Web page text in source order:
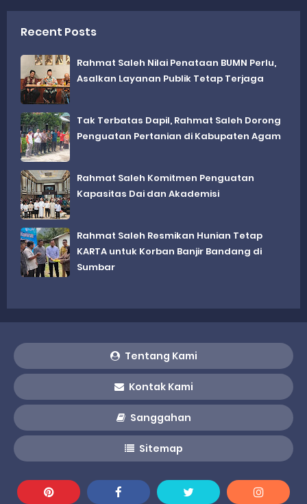
Recent Posts
Rahmat Saleh Nilai Penataan BUMN Perlu,
Asalkan Layanan Publik Tetap Terjaga
Tak Terbatas Dapil, Rahmat Saleh Dorong
Penguatan Pertanian di Kabupaten Agam
Rahmat Saleh Komitmen Penguatan
Kapasitas Dai dan Akademisi
Rahmat Saleh Resmikan Hunian Tetap
KARTA untuk Korban Banjir Bandang di
Sumbar
Tentang Kami
Kontak Kami
Sanggahan
Sitemap